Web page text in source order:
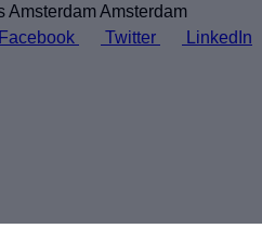
Amsterdam
Facebook Twitter LinkedIn